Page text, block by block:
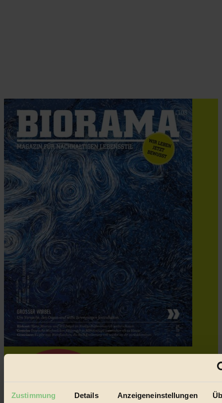
Zustimmung Details Anzeigeneinstellungen